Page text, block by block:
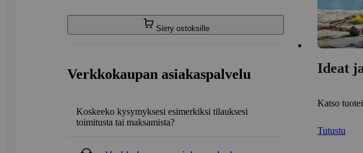
Siirry ostoksille
Verkkokaupan asiakaspalvelu
Koskeeko kysymyksesi esimerkiksi tilauksesi
toimitusta tai maksamista?
Ideat
Katso
Tutustu